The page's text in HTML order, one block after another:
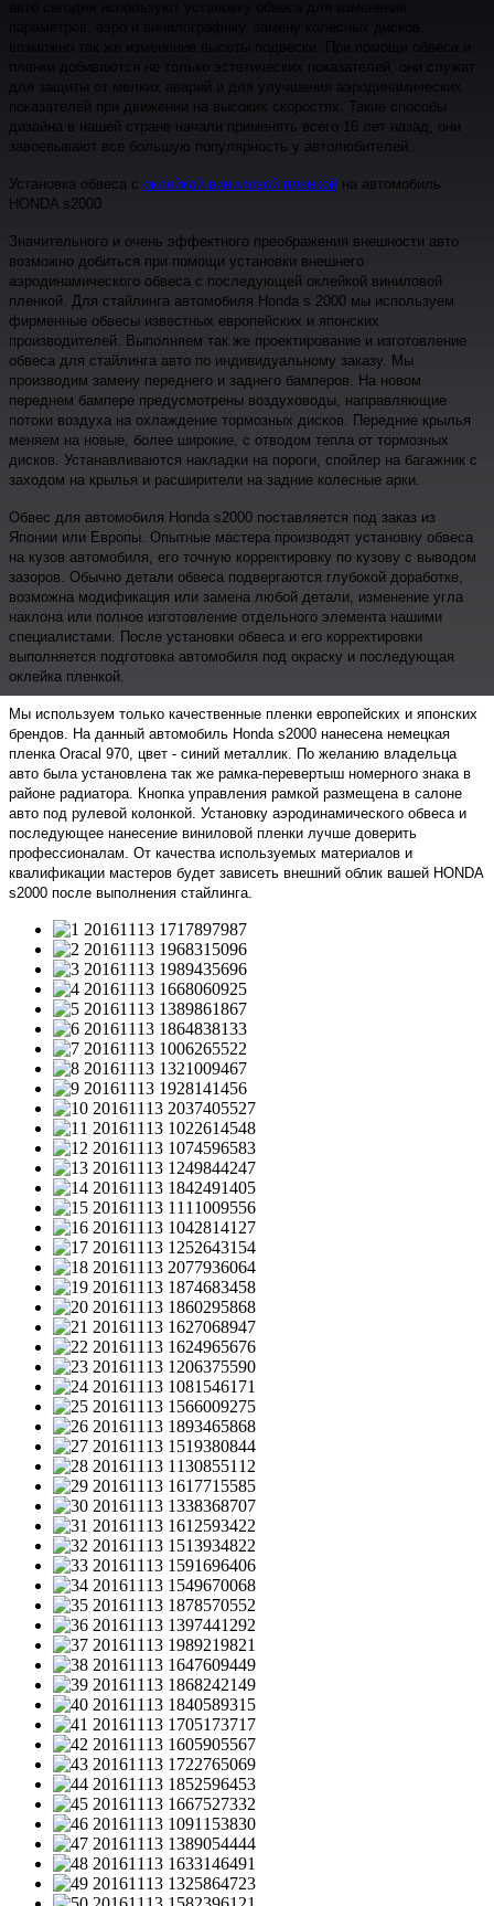
пленки добиваются не только эстетических показателей, они служат
для защиты от мелких аварий и для улучшения аэродинамических
показателей при движении на высоких скоростях. Такие способы
дизайна в нашей стране начали применять всего 16 лет назад, они
завоевывают все большую популярность у автолюбителей.
Установка обвеса с оклейкой виниловой пленкой на автомобиль
HONDA s2000
Значительного и очень эффектного преображения внешности авто
возможно добиться при помощи установки внешнего
аэродинамического обвеса с последующей оклейкой виниловой
пленкой. Для стайлинга автомобиля Honda s 2000 мы используем
фирменные обвесы известных европейских и японских
производителей. Выполняем так же проектирование и изготовление
обвеса для стайлинга авто по индивидуальному заказу. Мы
производим замену переднего и заднего бамперов. На новом
переднем бампере предусмотрены воздуховоды, направляющие
потоки воздуха на охлаждение тормозных дисков. Передние крылья
меняем на новые, более широкие, с отводом тепла от тормозных
дисков. Устанавливаются накладки на пороги, спойлер на багажник с
заходом на крылья и расширители на задние колесные арки.
Обвес для автомобиля Honda s2000 поставляется под заказ из
Японии или Европы. Опытные мастера производят установку обвеса
на кузов автомобиля, его точную корректировку по кузову с выводом
зазоров. Обычно детали обвеса подвергаются глубокой доработке,
возможна модификация или замена любой детали, изменение угла
наклона или полное изготовление отдельного элемента нашими
специалистами. После установки обвеса и его корректировки
выполняется подготовка автомобиля под окраску и последующая
оклейка пленкой.
Мы используем только качественные пленки европейских и японских
брендов. На данный автомобиль Honda s2000 нанесена немецкая
пленка Oracal 970, цвет - синий металлик. По желанию владельца
авто была установлена так же рамка-перевертыш номерного знака в
районе радиатора. Кнопка управления рамкой размещена в салоне
авто под рулевой колонкой. Установку аэродинамического обвеса и
последующее нанесение виниловой пленки лучше доверить
профессионалам. От качества используемых материалов и
квалификации мастеров будет зависеть внешний облик вашей HONDA
s2000 после выполнения стайлинга.